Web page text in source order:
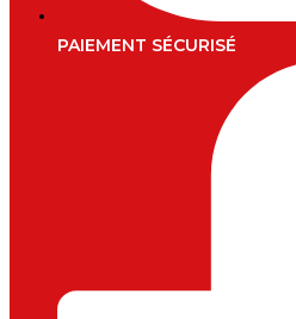
PAIEMENT SÉCURISÉ